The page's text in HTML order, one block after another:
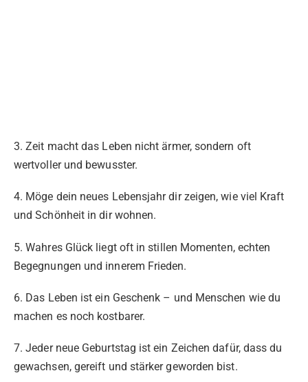
3. Zeit macht das Leben nicht ärmer, sondern oft
wertvoller und bewusster.
4. Möge dein neues Lebensjahr dir zeigen, wie viel Kraft
und Schönheit in dir wohnen.
5. Wahres Glück liegt oft in stillen Momenten, echten
Begegnungen und innerem Frieden.
6. Das Leben ist ein Geschenk – und Menschen wie du
machen es noch kostbarer.
7. Jeder neue Geburtstag ist ein Zeichen dafür, dass du
gewachsen, gereift und stärker geworden bist.